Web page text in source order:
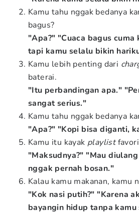
Kamu tahu nggak bedanya
bagus?
"Apa?" "Cuaca bagus
tapi kamu selalu bikin
Kamu lebih penting dari
baterai.
"Itu perbandingan apa."
sangat serius."
Kamu tahu nggak bedanya
"Apa?" "Kopi bisa diganti,
Kamu itu kayak playlist
"Maksudnya?" "Mau
nggak pernah bosan."
Kalau kamu makanan, kamu
"Kok nasi putih?" "Karena
bayangin hidup tanpa